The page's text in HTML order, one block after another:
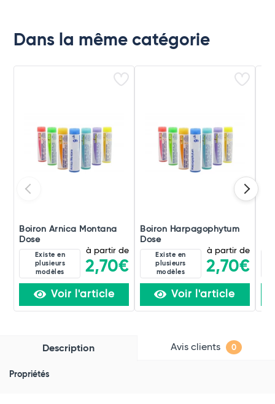
Dans la même catégorie
Boiron Arnica Montana
Dose
Existe en
plusieurs
modèles
à partir de
2,70€
Voir l'article
Boiron Harpagophytum
Dose
Existe en
plusieurs
modèles
à partir de
2,70€
Voir l'article
Description Avis clients 0
Propriétés